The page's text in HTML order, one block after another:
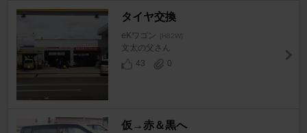
タイヤ交換
eKワゴン [H82W]
文太の父さん
43
0
仮→赤＆黒へ